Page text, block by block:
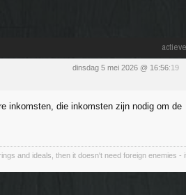
dinsdag 5 mei 2026 @ 16:56:19
inkomsten, die inkomsten zijn nodig om de
and ideals, then it doesn't need foreign enemies -